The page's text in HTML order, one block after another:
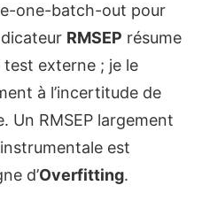
one-batch-out pour
RMSEP résume
test externe ; je le
à l’incertitude de
Un RMSEP largement
est
d’Overfitting.